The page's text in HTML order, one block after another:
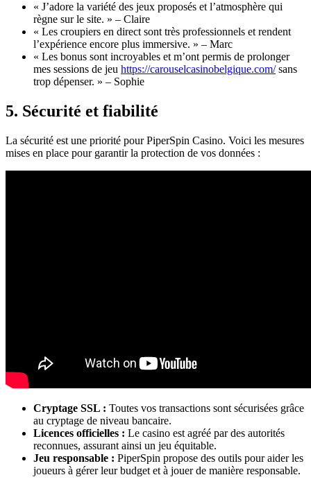
« J’adore la variété des jeux proposés et l’atmosphère qui
règne sur le site. » – Claire
« Les croupiers en direct sont très professionnels et rendent
l’expérience encore plus immersive. » – Marc
« Les bonus sont incroyables et m’ont permis de prolonger
mes sessions de jeu https://carouselcasinobelgique.com/sans
trop dépenser. » – Sophie
5. Sécurité et fiabilité
La sécurité est une priorité pour PiperSpin Casino. Voici les mesures
mises en place pour garantir la protection de vos données :
Cryptage SSL : Toutes vos transactions sont sécurisées grâce
au cryptage de niveau bancaire.
Licences officielles : Le casino est agréé par des autorités
reconnues, assurant ainsi un jeu équitable.
Jeu responsable : PiperSpin propose des outils pour aider les
joueurs à gérer leur budget et à jouer de manière responsable.